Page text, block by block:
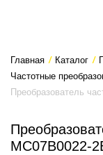
Главная / Каталог /
Частотные
Преобразователь
MC07B0022-